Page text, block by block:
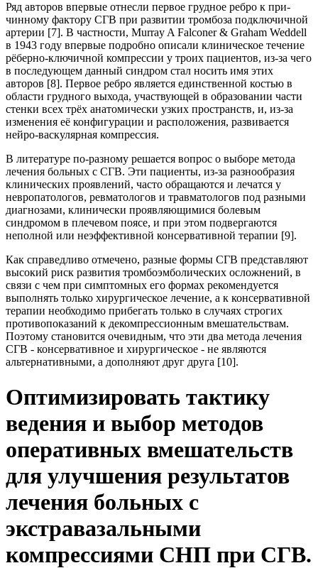
Ряд авторов впервые отнесли первое грудное ребро к при-
чинному фактору СГВ при развитии тромбоза подключичной
артерии [7]. В частности, Murray A Falconer & Graham Weddell
в 1943 году впервые подробно описали клиническое течение
рёберно-ключичной компрессии у троих пациентов, из-за чего
в последующем данный синдром стал носить имя этих
авторов [8]. Первое ребро является единственной костью в
области грудного выхода, участвующей в образовании части
стенки всех трёх анатомически узких пространств, и, из-за
изменения её конфигурации и расположения, развивается
нейро-васкулярная компрессия.
В литературе по-разному решается вопрос о выборе метода
лечения больных с СГВ. Эти пациенты, из-за разнообразия
клинических проявлений, часто обращаются и лечатся у
невропатологов, ревматологов и травматологов под разными
диагнозами, клинически проявляющимися болевым
синдромом в плечевом поясе, и при этом подвергаются
неполной или неэффективной консервативной терапии [9].
Как справедливо отмечено, разные формы СГВ представляют
высокий риск развития тромбоэмболических осложнений, в
связи с чем при симптомных его формах рекомендуется
выполнять только хирургическое лечение, а к консервативной
терапии необходимо прибегать только в случаях строгих
противопоказаний к декомпрессионным вмешательствам.
Поэтому становится очевидным, что эти два метода лечения
СГВ - консервативное и хирургическое - не являются
альтернативными, а дополняют друг друга [10].
Оптимизировать тактику
ведения и выбор методов
оперативных вмешательств
для улучшения результатов
лечения больных с
экстравазальными
компрессиями СНП при СГВ.